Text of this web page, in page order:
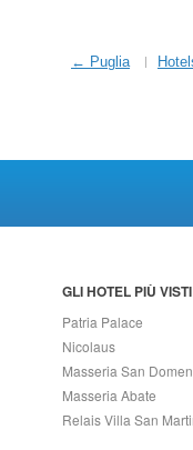
← Puglia
GLI HOTEL PIÙ VISTI
Patria Palace
Nicolaus
Masseria San
Masseria Abate
Relais Villa San